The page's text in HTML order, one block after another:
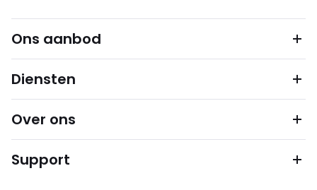
Ons aanbod
Diensten
Over ons
Support